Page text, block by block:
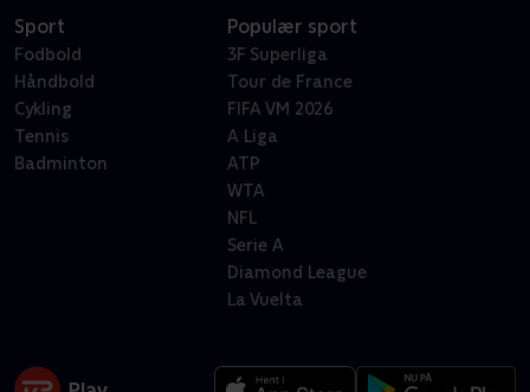
Sport
Fodbold
Håndbold
Cykling
Tennis
Badminton
Populær sport
3F Superliga
Tour de France
FIFA VM 2026
A Liga
ATP
WTA
NFL
Serie A
Diamond League
La Vuelta